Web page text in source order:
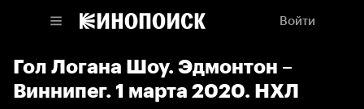
Войти
Гол Логана Шоу. Эдмонтон –
Виннипег. 1 марта 2020. НХЛ